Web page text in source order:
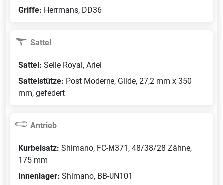
Griffe: Herrmans, DD36
Sattel
Sattel: Selle Royal, Ariel
Sattelstütze: Post Moderne, Glide, 27,2 mm x 350
mm, gefedert
Antrieb
Kurbelsatz: Shimano, FC-M371, 48/38/28 Zähne,
175 mm
Innenlager: Shimano, BB-UN101